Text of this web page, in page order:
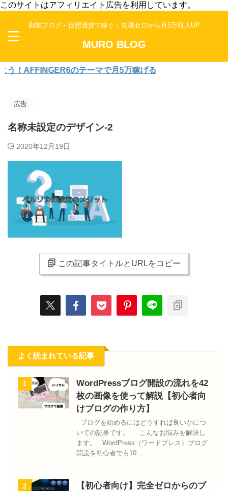
このサイトはアフィリエイト広告を利用しています。
副業ブログ＋仮想通貨で稼ぐ｜知識ゼロから月5万収入UP
MURO BLOG
AFFINGER6のテーマで月5万稼げる
広告
名称未設定のデザイン-2
2020年12月19日
この記事タイトルとURLをコピー
よく読まれている記事
1
WordPressブログ開設の流れを42
枚の画像を使って解説【初心者向
けブログの作り方】
ブログを始めるにはどうすれば良いかにつ
いての記事です。 こんなお悩みを解決し
ます。 WordPress（ワードプレス）ブログ
開設を初心者でも10 ...
2
【初心者向け】完全ゼロからのブ